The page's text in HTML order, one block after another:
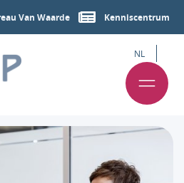
Van Waarde Kenniscentrum
NL